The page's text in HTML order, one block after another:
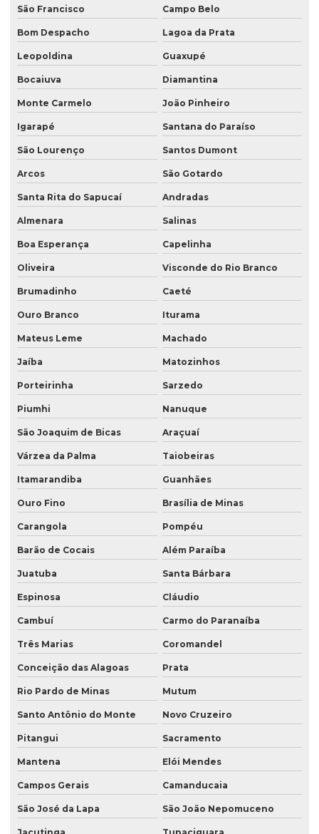
São Francisco Campo Belo
Bom Despacho Lagoa da Prata
Leopoldina Guaxupé
Bocaiuva Diamantina
Monte Carmelo João Pinheiro
Igarapé Santana do Paraíso
São Lourenço Santos Dumont
Arcos São Gotardo
Santa Rita do Sapucaí Andradas
Almenara Salinas
Boa Esperança Capelinha
Oliveira Visconde do Rio Branco
Brumadinho Caeté
Ouro Branco Iturama
Mateus Leme Machado
Jaíba Matozinhos
Porteirinha Sarzedo
Piumhi Nanuque
São Joaquim de Bicas Araçuaí
Várzea da Palma Taiobeiras
Itamarandiba Guanhães
Ouro Fino Brasília de Minas
Carangola Pompéu
Barão de Cocais Além Paraíba
Juatuba Santa Bárbara
Espinosa Cláudio
Cambuí Carmo do Paranaíba
Três Marias Coromandel
Conceição das Alagoas Prata
Rio Pardo de Minas Mutum
Santo Antônio do Monte Novo Cruzeiro
Pitangui Sacramento
Mantena Elói Mendes
Campos Gerais Camanducaia
São José da Lapa São João Nepomuceno